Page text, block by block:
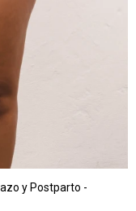
y Postparto -